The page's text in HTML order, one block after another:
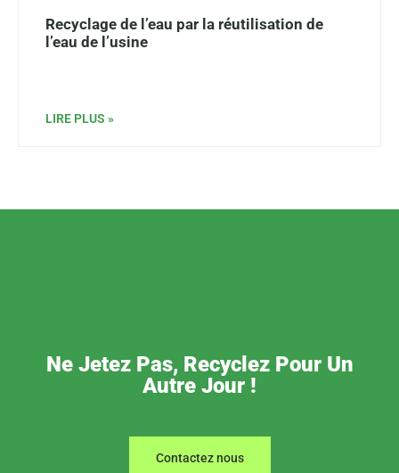
Recyclage de l’eau par la réutilisation de
l’eau de l’usine
LIRE PLUS »
Ne Jetez Pas, Recyclez Pour Un
Autre Jour !
Contactez nous